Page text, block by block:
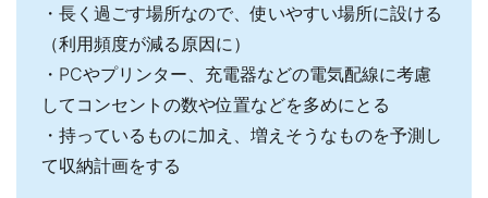
・長く過ごす場所なので、使いやすい場所に設ける
（利用頻度が減る原因に）
・PCやプリンター、充電器などの電気配線に考慮
してコンセントの数や位置などを多めにとる
・持っているものに加え、増えそうなものを予測し
て収納計画をする